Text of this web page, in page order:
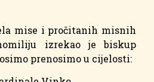
mise i pročitanih misnih
izrekao je biskup
prenosimo u cijelosti: